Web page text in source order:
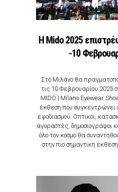
Η Mido 2025
-10
Στο Μιλάνο θα
τις 10 Φεβρουαρίου 2025
MIDO | Milano Eyewear
έκθεση που συγκεντρώνει
εφοδιασμού. Οπτικοί,
αγοραστές, δημοσιογράφοι
όλο τον κόσμο θα
στην πιο σημαντική